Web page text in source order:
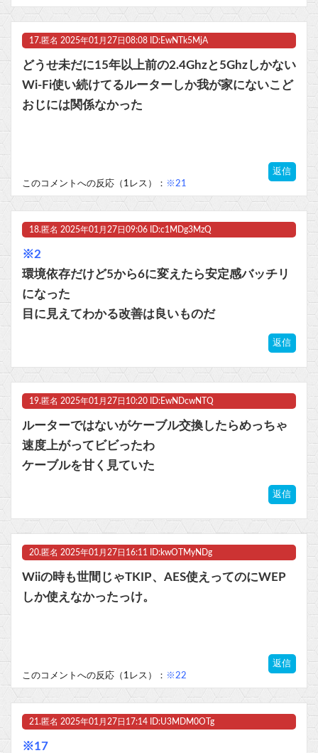
17. 匿名 2025年01月27日08:08 ID:EwNTk5MjA
どうせ未だに15年以上前の2.4Ghzと5Ghzしかない
Wi-Fi使い続けてるルーターしか我が家にないこど
おじには関係なかった
返信
このコメントへの反応（1レス）： ※21
18. 匿名 2025年01月27日09:06 ID:c1MDg3MzQ
※2
環境依存だけど5から6に変えたら安定感バッチリ
になった
目に見えてわかる改善は良いものだ
返信
19. 匿名 2025年01月27日10:20 ID:EwNDcwNTQ
ルーターではないがケーブル交換したらめっちゃ
速度上がってビビったわ
ケーブルを甘く見ていた
返信
20. 匿名 2025年01月27日16:11 ID:kwOTMyNDg
Wiiの時も世間じゃTKIP、AES使えってのにWEP
しか使えなかったっけ。
返信
このコメントへの反応（1レス）： ※22
21. 匿名 2025年01月27日17:14 ID:U3MDM0OTg
※17